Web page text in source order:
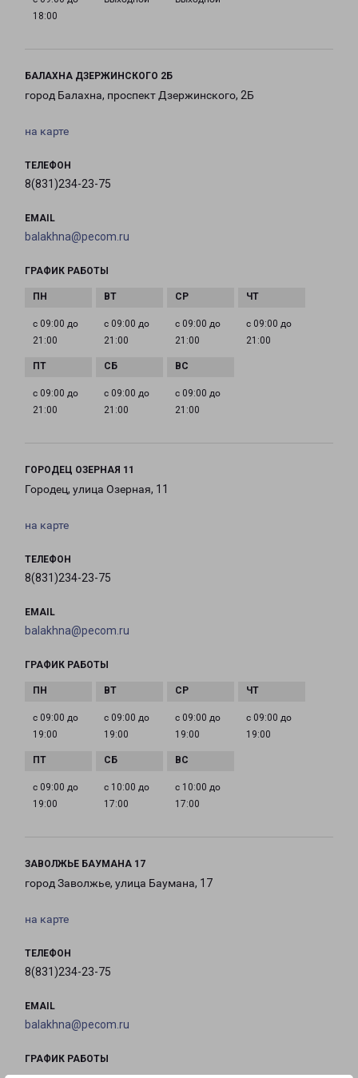
18:00
БАЛАХНА ДЗЕРЖИНСКОГО 2Б
город Балахна, проспект Дзержинского, 2Б
на карте
ТЕЛЕФОН
8(831)234-23-75
EMAIL
balakhna@pecom.ru
ГРАФИК РАБОТЫ
с 09:00 до
21:00
с 09:00 до
21:00
с 09:00 до
21:00
с 09:00 до
21:00
с 09:00 до
21:00
с 09:00 до
21:00
с 09:00 до
21:00
ГОРОДЕЦ ОЗЕРНАЯ 11
Городец, улица Озерная, 11
на карте
ТЕЛЕФОН
8(831)234-23-75
EMAIL
balakhna@pecom.ru
ГРАФИК РАБОТЫ
с 09:00 до
19:00
с 09:00 до
19:00
с 09:00 до
19:00
с 09:00 до
19:00
с 09:00 до
19:00
с 10:00 до
17:00
с 10:00 до
17:00
ЗАВОЛЖЬЕ БАУМАНА 17
город Заволжье, улица Баумана, 17
на карте
ТЕЛЕФОН
8(831)234-23-75
EMAIL
balakhna@pecom.ru
ГРАФИК РАБОТЫ